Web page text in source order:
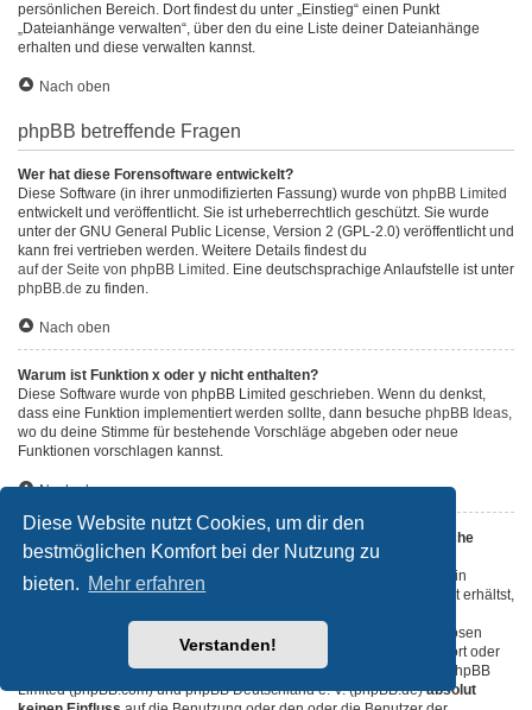
Diese Website nutzt Cookies, um dir den
bestmöglichen Komfort bei der Nutzung zu
bieten. Mehr erfahren
Verstanden!
persönlichen Bereich. Dort findest du unter „Einstieg“ einen Punkt
„Dateianhänge verwalten“, über den du eine Liste deiner Dateianhänge
erhalten und diese verwalten kannst.
Nach oben
phpBB betreffende Fragen
Wer hat diese Forensoftware entwickelt?
Diese Software (in ihrer unmodifizierten Fassung) wurde von phpBB Limited
entwickelt und veröffentlicht. Sie ist urheberrechtlich geschützt. Sie wurde
unter der GNU General Public License, Version 2 (GPL-2.0) veröffentlicht und
kann frei vertrieben werden. Weitere Details findest du
auf der Seite von phpBB Limited . Eine deutschsprachige Anlaufstelle ist unter
phpBB.de zu finden.
Nach oben
Warum ist Funktion x oder y nicht enthalten?
Diese Software wurde von phpBB Limited geschrieben. Wenn du denkst,
dass eine Funktion implementiert werden sollte, dann besuche phpBB Ideas,
wo du deine Stimme für bestehende Vorschläge abgeben oder neue
Funktionen vorschlagen kannst.
Nach oben
An wen soll ich mich wenden, falls es Beschwerden oder juristische
Anfragen zu diesem Forum gibt?
Jeder Administrator, der auf der „Das Team“-Seite aufgeführt ist, ist ein
geeigneter Kontakt für deine Beschwerde. Wenn du so keine Antwort erhältst,
durch) oder — falls diese Seite bei einem kostenlosen
Webhoster wie z. B. Yahoo!, free.fr, funpic.de usw. liegt — den Support oder
den Abuse-Kontakt des betreffenden Dienstes. Bitte beachte, dass phpBB
Limited (phpBB.com) und phpBB Deutschland e. V. (phpBB.de)absolut